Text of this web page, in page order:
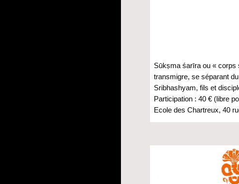
Sūkṣma śarīra ou « corps
transmigre, se séparant
Sribhashyam, fils et
Participation : 40 € (libre
Ecole des Chartreux, 40